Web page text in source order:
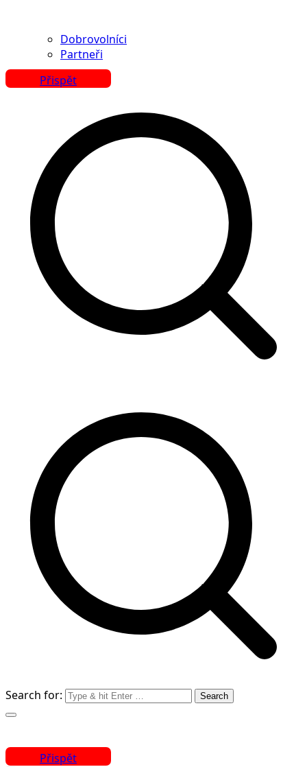
Dobrovolníci
Partneři
Přispět
Search for:
Přispět